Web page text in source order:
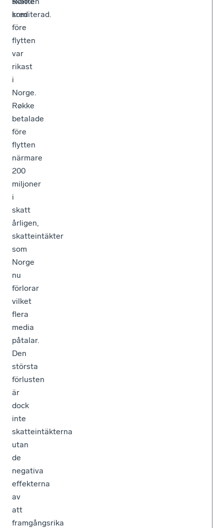
som
före
flytten
var
rikast
i
Norge.
Røkke
betalade
före
flytten
närmare
200
miljoner
i
skatt
årligen,
skatteintäkter
som
Norge
nu
förlorar
vilket
flera
media
påtalar.
Den
största
förlusten
är
dock
inte
skatteintäkterna
utan
de
negativa
effekterna
av
att
framgångsrika
krediterad.